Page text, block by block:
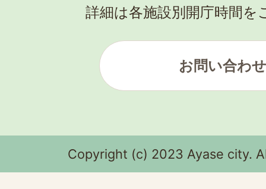
詳細は各施設別開庁時間を
お問い合わせ
Copyright (c) 2023 Ayase city.